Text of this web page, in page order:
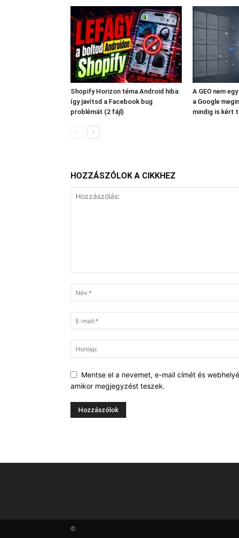
Shopify Horizon téma Android hiba:
így javítsd a Facebook bug
problémát (2 fájl)
A GEO nem
a Google
mindig is kért
HOZZÁSZÓLOK A CIKKHEZ
Mentse el a nevemet, e-mail címét és
amikor megjegyzést teszek.
©